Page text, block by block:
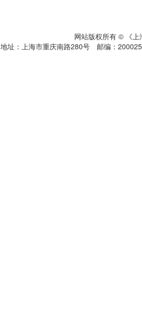
网站版权所有 © 《
地址：上海市重庆南路280号 邮编：